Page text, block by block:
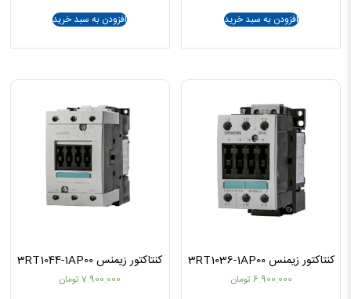
افزودن به سبد خرید
افزودن به سبد خرید
کنتاکتور زیمنس 3RT1036-1AP00
6.900.000 تومان
کنتاکتور زیمنس 3RT1044-1AP00
7.900.000 تومان